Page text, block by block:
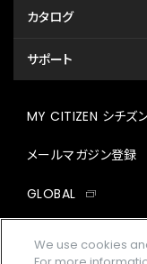
カタログ
サポート
MY CITIZEN シチズ
メールマガジン登録
GLOBAL
We use cookies